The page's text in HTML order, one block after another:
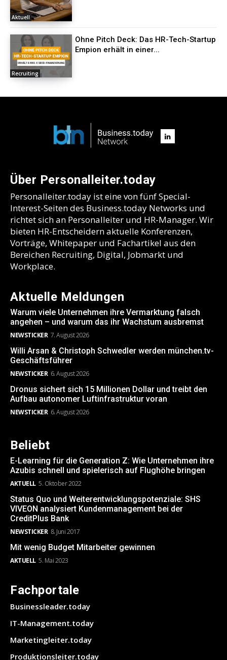
Aktuell
Recruiting
Ohne Pitch Deck: Das HR-Tech-Startup
Empion erhält in einer...
Über Personalleiter.today
Personalleiter.today ist eine von fünf Special-
Interest-Seiten des Business.today Networks und
richtet sich an Personalleiter und HR-Manager. Wir
bieten HR-Entscheidern aktuelle Konferenzen,
Vorträge, Whitepaper und Fachartikel aus den
Bereichen Recruiting, Digital, Jobmarkt und
Workplace.
Aktuelle Meldungen
Warum viele Unternehmen ihre Vermarktung falsch
angehen – und warum das ihr Wachstum ausbremst
NEWSTICKER 7. August 2026
Willi Arsan & Christoph Schwedler werden münchen.tv-
Geschäftsführer
NEWSTICKER 6. August 2026
Dronus sichert sich 15 Millionen Dollar und treibt den
Aufbau autonomer Luftinfrastruktur voran
NEWSTICKER 6. August 2026
Beliebt
E-Learning für die Generation Z: Wie Unternehmen ihre
Azubis schnell und spielerisch auf Flughöhe bringen
AKTUELL 5. Oktober 2022
Status Quo und Weiterentwicklungspotenziale: SHS
VIVEON analysiert Kundenmanagement bei der
CreditPlus Bank
NEWSTICKER 8. Juni 2017
Mit wenig Budget Mitarbeiter gewinnen
AKTUELL 5. Mai 2023
Fachportale
Businessleader.today
IT-Management.today
Marketingleiter.today
Produktionsleiter.today